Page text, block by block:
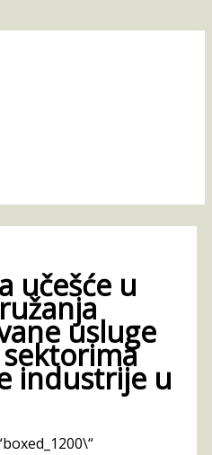
učešće u
usluge
industrije u